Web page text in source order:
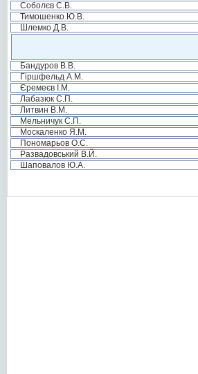
Соболєв С.В.
Тимошенко Ю.В.
Шлемко Д.В.
Бандуров В.В.
Гіршфельд А.М.
Єремеєв І.М.
Лабазюк С.П.
Литвин В.М.
Мельничук С.П.
Москаленко Я.М.
Пономарьов О.С.
Развадовський В.Й.
Шаповалов Ю.А.